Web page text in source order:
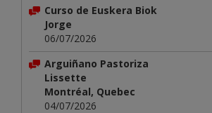
Curso de Euskera Biok
Jorge
06/07/2026
Arguiñano Pastoriza
Lissette
Montréal, Quebec
04/07/2026